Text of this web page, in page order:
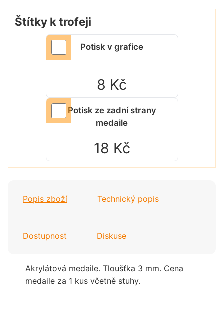
Štítky k trofeji
Potisk v grafice
8 Kč
Potisk ze zadní strany
medaile
18 Kč
Popis zboží Technický popis
Dostupnost Diskuse
Akrylátová medaile. Tloušťka 3 mm. Cena
medaile za 1 kus včetně stuhy.